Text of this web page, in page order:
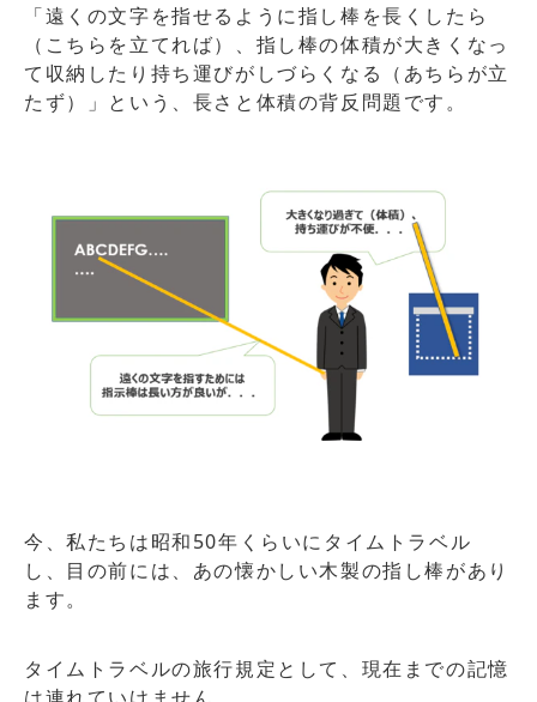
「遠くの文字を指せるように指し棒を長くしたら
（こちらを立てれば）、指し棒の体積が大きくなっ
て収納したり持ち運びがしづらくなる（あちらが立
たず）」という、長さと体積の背反問題です。
今、私たちは昭和50年くらいにタイムトラベル
し、目の前には、あの懐かしい木製の指し棒があり
ます。
タイムトラベルの旅行規定として、現在までの記憶
は連れていけません。